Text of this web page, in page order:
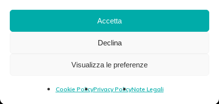
Accetta
Declina
Visualizza le preferenze
Cookie PolicyPrivacy PolicyNote Legali
Via Tito Schipa, 6 · 73020 · Carpignano Salentino (LE) · ITALY
P.I./C.F./C.C.I.A.A 04083870750 Cap. soc. e. l. 100.000.00 euro ·